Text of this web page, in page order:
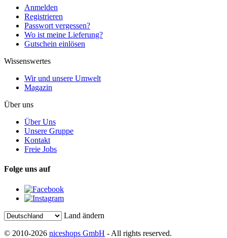
Anmelden
Registrieren
Passwort vergessen?
Wo ist meine Lieferung?
Gutschein einlösen
Wissenswertes
Wir und unsere Umwelt
Magazin
Über uns
Über Uns
Unsere Gruppe
Kontakt
Freie Jobs
Folge uns auf
Land ändern
© 2010-2026 niceshops GmbH - All rights reserved.